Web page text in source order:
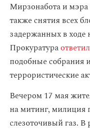
Мирзонабота и
также снятия всех
задержанных в ходе
Прокуратура
подобные собрания
террористические
Вечером 17 мая
на митинг, милиция
слезоточивый газ. В